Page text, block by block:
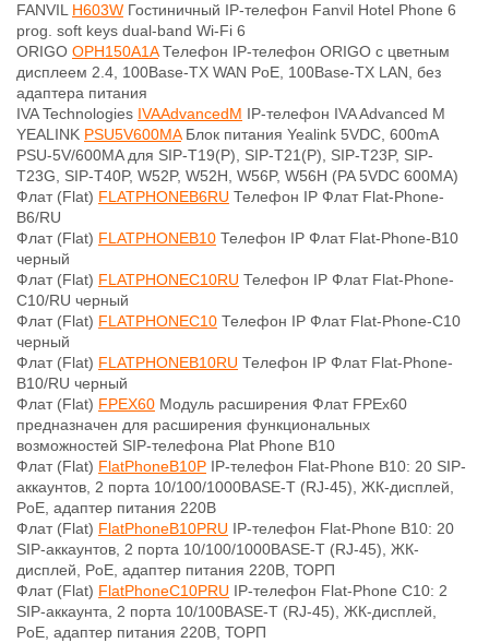
FANVIL H603W Гостиничный IP-телефон Fanvil Hotel Phone 6
prog. soft keys dual-band Wi-Fi 6
ORIGO OPH150A1AТелефон IP-телефон ORIGO с цветным
дисплеем 2.4, 100Base-TX WAN PoE, 100Base-TX LAN, без
адаптера питания
IVA Technologies IVAAdvancedM IP-телефон IVA Advanced M
YEALINK PSU5V600MAБлок питания Yealink 5VDC, 600mA
PSU-5V/600MA для SIP-T19(P), SIP-T21(P), SIP-T23P, SIP-
T23G, SIP-T40P, W52P, W52H, W56P, W56H (PA 5VDC 600MA)
Флат (Flat) FLATPHONEB6RU Телефон IP Флат Flat-Phone-
B6/RU
Флат (Flat) FLATPHONEB10 Телефон IP Флат Flat-Phone-B10
черный
Флат (Flat) FLATPHONEC10RU Телефон IP Флат Flat-Phone-
C10/RU черный
Флат (Flat) FLATPHONEC10 Телефон IP Флат Flat-Phone-C10
черный
Флат (Flat) FLATPHONEB10RU Телефон IP Флат Flat-Phone-
B10/RU черный
Флат (Flat) FPEX60 Модуль расширения Флат FPEx60
предназначен для расширения функциональных
возможностей SIP-телефона Plat Phone B10
Флат (Flat) FlatPhoneB10P IP-телефон Flat-Phone B10: 20 SIP-
аккаунтов, 2 порта 10/100/1000BASE-T (RJ-45), ЖК-дисплей,
PoE, адаптер питания 220В
Флат (Flat) FlatPhoneB10PRU IP-телефон Flat-Phone B10: 20
SIP-аккаунтов, 2 порта 10/100/1000BASE-T (RJ-45), ЖК-
дисплей, PoE, адаптер питания 220В, ТОРП
Флат (Flat) FlatPhoneC10PRU IP-телефон Flat-Phone C10: 2
SIP-аккаунта, 2 порта 10/100BASE-T (RJ-45), ЖК-дисплей,
PoE, адаптер питания 220В, ТОРП